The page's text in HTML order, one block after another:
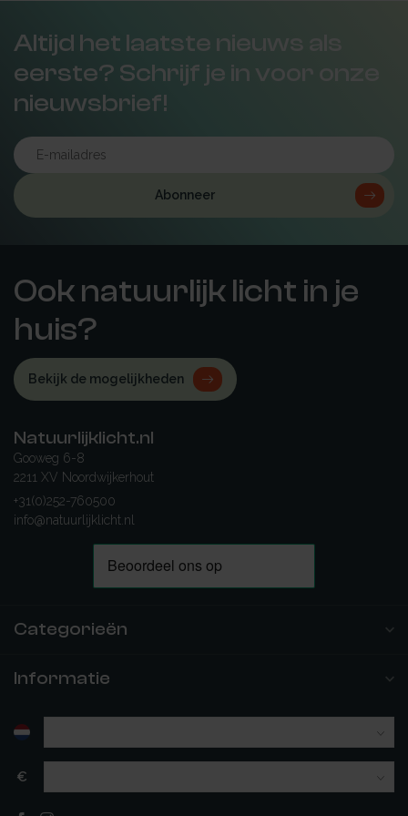
Altijd het laatste nieuws als
eerste? Schrijf je in voor onze
nieuwsbrief!
Abonneer
Ook natuurlijk licht in je
huis?
Bekijk de mogelijkheden
Natuurlijklicht.nl
Gooweg 6-8
2211 XV Noordwijkerhout
+31(0)252-760500
info@natuurlijklicht.nl
Categorieën
Informatie
€